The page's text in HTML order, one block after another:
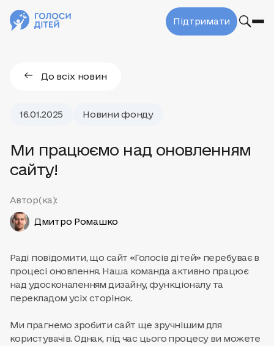
Підтримати
До всіх новин
16.01.2025 Новини фонду
Ми працюємо над оновленням
сайту!
Автор(ка):
Дмитро Ромашко
Раді повідомити, що сайт «Голосів дітей» перебуває в
процесі оновлення. Наша команда активно працює
над удосконаленням дизайну, функціоналу та
перекладом усіх сторінок.
Ми прагнемо зробити сайт ще зручнішим для
користувачів. Однак, під час цього процесу ви можете